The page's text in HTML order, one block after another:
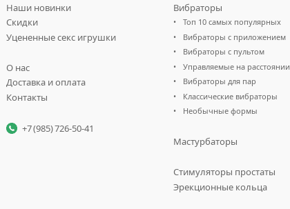
Наши новинки
Скидки
Уцененные секс игрушки
О нас
Доставка и оплата
Контакты
+7 (985) 726-50-41
Вибраторы
Топ 10 самых популярных
Вибраторы с приложением
Вибраторы с пультом
Управляемые на расстоянии
Вибраторы для пар
Классические вибраторы
Необычные формы
Мастурбаторы
Стимуляторы простаты
Эрекционные кольца